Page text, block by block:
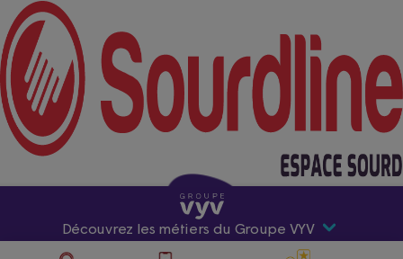
Découvrez les métiers du Groupe VYV